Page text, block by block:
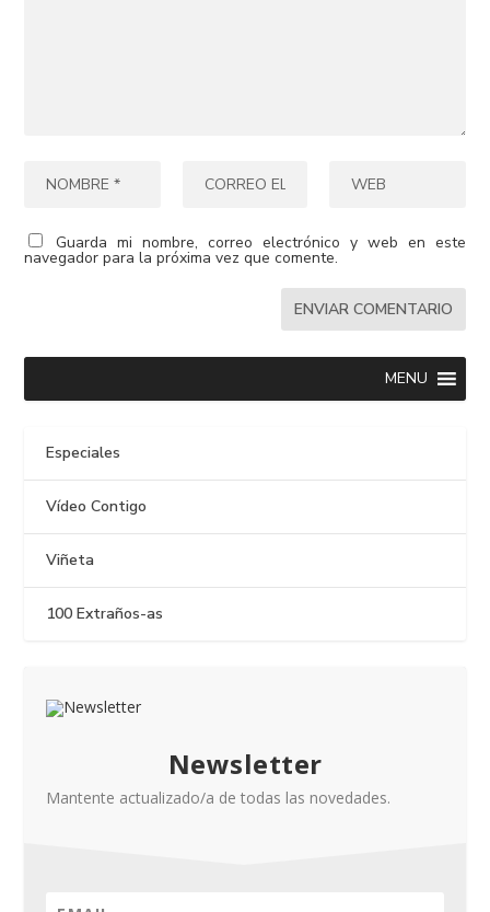
Guarda mi nombre, correo electrónico y web en este
navegador para la próxima vez que comente.
MENU
Especiales
Vídeo Contigo
Viñeta
100 Extraños-as
Newsletter
Mantente actualizado/a de todas las novedades.